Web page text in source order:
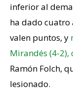
inferior al
ha dado cuatro
valen puntos, y
Mirandés (4-2),
Ramón Folch,
lesionado.